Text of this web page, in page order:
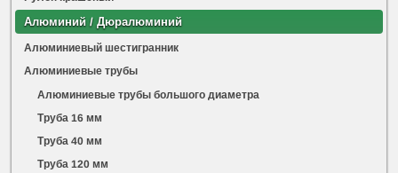
Алюминий / Дюралюминий
Алюминиевый шестигранник
Алюминиевые трубы
Алюминиевые трубы большого диаметра
Труба 16 мм
Труба 40 мм
Труба 120 мм